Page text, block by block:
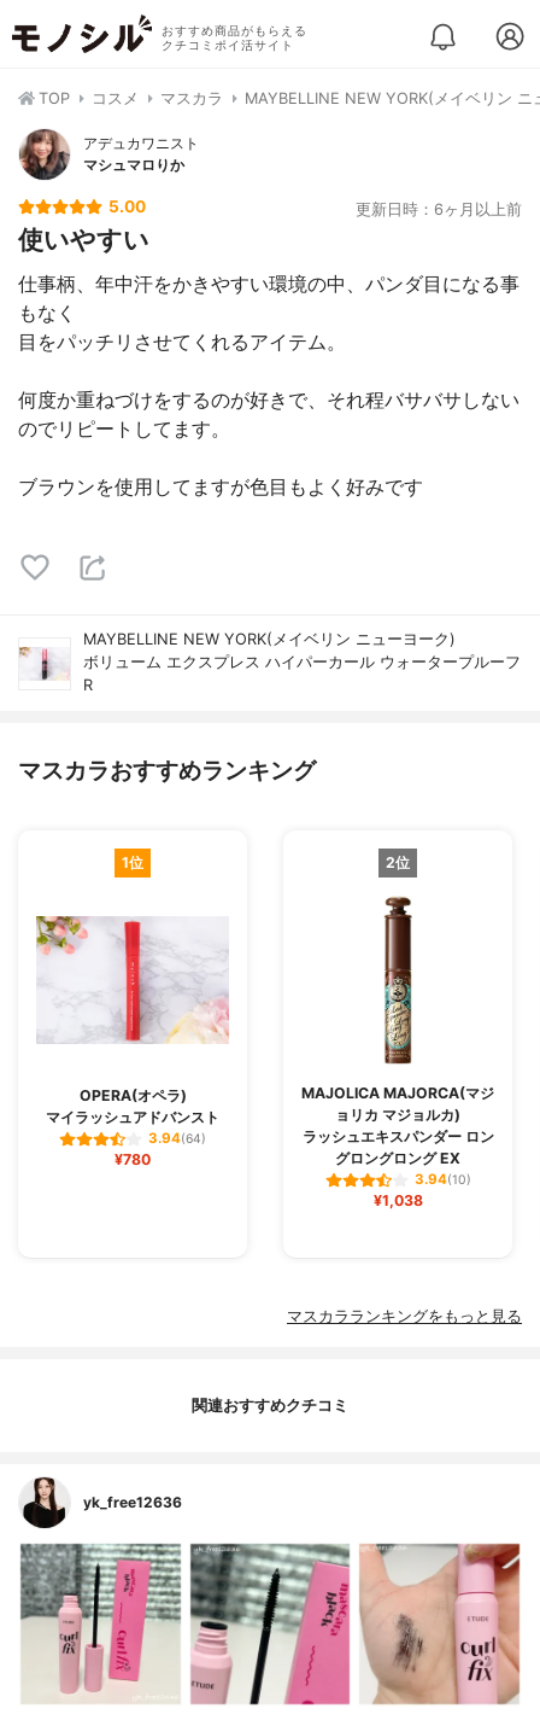
おすすめ商品がもらえる
クチコミポイ活サイト
TOP コスメ マスカラ MAYBELLINE NEW YORK(メイベリン
アデュカワニスト
マシュマロりか
5.00 更新日時：6ヶ月以上前
使いやすい
仕事柄、年中汗をかきやすい環境の中、パンダ目になる事
もなく
目をパッチリさせてくれるアイテム。
何度か重ねづけをするのが好きで、それ程バサバサしない
のでリピートしてます。
ブラウンを使用してますが色目もよく好みです
MAYBELLINE NEW YORK(メイベリン ニューヨーク)
ボリューム エクスプレス ハイパーカール ウォータープルーフ
R
マスカラおすすめランキング
1位
OPERA(オペラ)
マイラッシュアドバンスト
3.94(64)
¥780
2位
MAJOLICA MAJORCA(マジ
ョリカ マジョルカ)
ラッシュエキスパンダー ロン
グロングロング EX
3.94(10)
¥1,038
マスカラランキングをもっと見る
関連おすすめクチコミ
yk_free12636